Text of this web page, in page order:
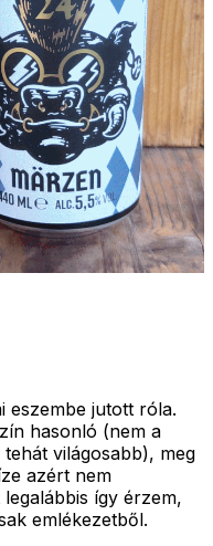
eszembe jutott róla.
hasonló (nem a
világosabb), meg
azért nem
így érzem,
emlékezetből.